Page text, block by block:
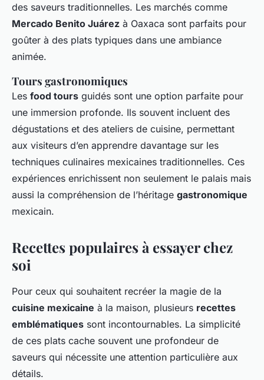
des saveurs traditionnelles. Les marchés comme
Mercado Benito Juárez à Oaxaca sont parfaits pour
goûter à des plats typiques dans une ambiance
animée.
Tours gastronomiques
Les food tours guidés sont une option parfaite pour
une immersion profonde. Ils souvent incluent des
dégustations et des ateliers de cuisine, permettant
aux visiteurs d’en apprendre davantage sur les
techniques culinaires mexicaines traditionnelles. Ces
expériences enrichissent non seulement le palais mais
aussi la compréhension de l’héritage gastronomique
mexicain.
Recettes populaires à essayer chez
soi
Pour ceux qui souhaitent recréer la magie de la
cuisine mexicaine à la maison, plusieurs recettes
emblématiques sont incontournables. La simplicité
de ces plats cache souvent une profondeur de
saveurs qui nécessite une attention particulière aux
détails.